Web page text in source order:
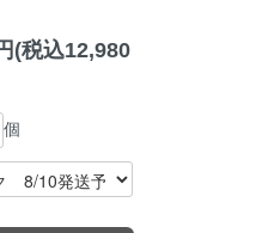
(税込12,980
個